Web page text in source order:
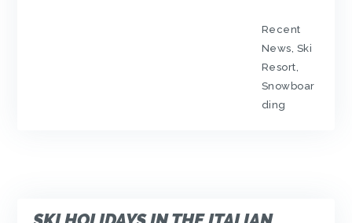
Recent
News, Ski
Resort,
Snowboar
ding